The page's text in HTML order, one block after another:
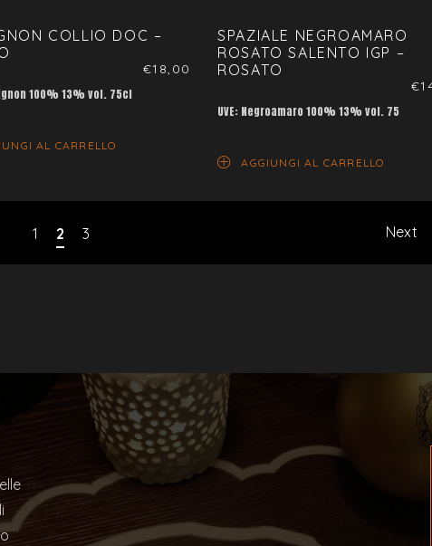
COLLIO DOC –
€18,00
100% 13% vol. 75cl
AL CARRELLO
SPAZIALE NEGROAMARO
ROSATO SALENTO IGP –
ROSATO
€
UVE: Negroamaro 100% 13% vol. 75
AGGIUNGI AL CARRELLO
1 2 3 Next